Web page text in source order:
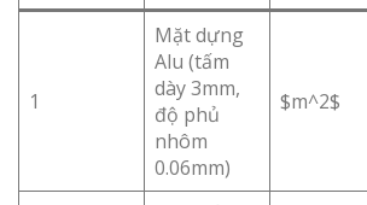
1
Mặt dựng
Alu (tấm
dày 3mm,
độ phủ
nhôm
0.06mm)
$m^2$